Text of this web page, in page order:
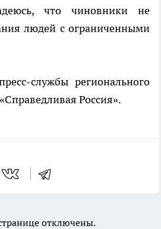
что чиновники не
людей с ограниченными
службы регионального
Россия».
отключены.